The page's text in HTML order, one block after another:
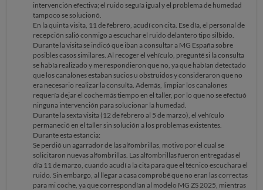
intervención efectiva; el ruido seguía igual y el problema de humedad
tampoco se solucionó.
En la quinta visita, 11 de febrero, acudí con cita. Ese día, el personal de
recepción salió conmigo a escuchar el ruido delantero tipo silbido.
Durante la visita se indicó que iban a consultar a MG España sobre
posibles casos similares. Al recoger el vehículo, pregunté si la consulta
se había realizado y me respondieron que no, ya que habían detectado
que los canalones estaban sucios u obstruidos y consideraron que no
era necesario realizar la consulta. Además, limpiar los canalones
requería dejar el coche más tiempo en el taller, por lo que no se efectuó
ninguna intervención para solucionar la humedad.
Durante la sexta visita (12 de febrero al 5 de marzo), el vehículo
permaneció en el taller sin solución a los problemas existentes.
Durante esta estancia:
Se perdió un agarrador de las alfombrillas, motivo por el cual se
solicitaron nuevas alfombrillas. Las alfombrillas fueron entregadas el
día 11 de marzo, cuando acudí a la cita para que el técnico escuchara el
ruido. Sin embargo, al llegar a casa comprobé que no eran las correctas
para mi coche, ya que correspondían al modelo MG ZS 2025, mientras